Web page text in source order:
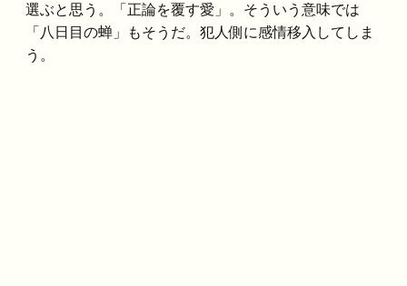
選ぶと思う。「正論を覆す愛」。そういう意味では
「八日目の蝉」もそうだ。犯人側に感情移入してしま
う。